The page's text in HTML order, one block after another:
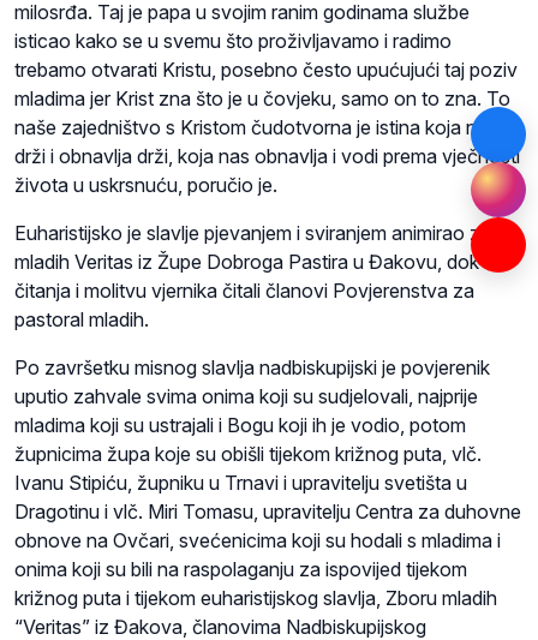
milosrđa. Taj je papa u svojim ranim godinama službe
isticao kako se u svemu što proživljavamo i radimo
trebamo otvarati Kristu, posebno često upućujući taj poziv
mladima jer Krist zna što je u čovjeku, samo on to zna. To
naše zajedništvo s Kristom čudotvorna je istina koja nas
drži i obnavlja drži, koja nas obnavlja i vodi prema vječnosti
života u uskrsnuću, poručio je.
Euharistijsko je slavlje pjevanjem i sviranjem animirao zbor
mladih Veritas iz Župe Dobroga Pastira u Đakovu, dok su
čitanja i molitvu vjernika čitali članovi Povjerenstva za
pastoral mladih.
Po završetku misnog slavlja nadbiskupijski je povjerenik
uputio zahvale svima onima koji su sudjelovali, najprije
mladima koji su ustrajali i Bogu koji ih je vodio, potom
župnicima župa koje su obišli tijekom križnog puta, vlč.
Ivanu Stipiću, župniku u Trnavi i upravitelju svetišta u
Dragotinu i vlč. Miri Tomasu, upravitelju Centra za duhovne
obnove na Ovčari, svećenicima koji su hodali s mladima i
onima koji su bili na raspolaganju za ispovijed tijekom
križnog puta i tijekom euharistijskog slavlja, Zboru mladih
“Veritas” iz Đakova, članovima Nadbiskupijskog